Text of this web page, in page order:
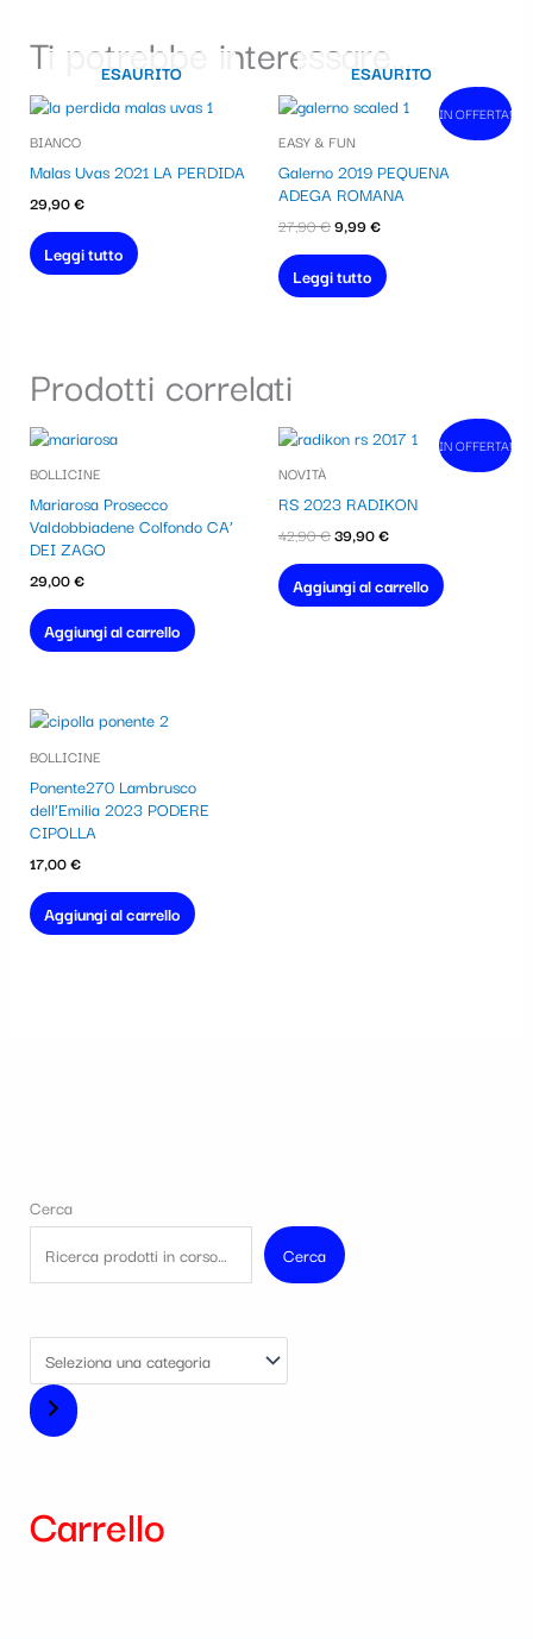
Ti potrebbe interessare…
ESAURITO
BIANCO
Malas Uvas 2021 LA PERDIDA
29,90€
Leggi tutto
In vendita!
IN OFFERTA!
ESAURITO
EASY & FUN
Galerno 2019 PEQUENA
ADEGA ROMANA
27,90€
Il
originale
era:
27,90 €.
9,99€
Il
è:
9,99 €.
Leggi tutto
Prodotti correlati
BOLLICINE
Mariarosa Prosecco
Valdobbiadene Colfondo CA’
DEI ZAGO
29,00€
Aggiungi al carrello
In vendita!
IN OFFERTA!
NOVITÀ
RS 2023 RADIKON
42,90€
Il
era:
39,90€
Il
è:
Aggiungi al carrello
BOLLICINE
Ponente270 Lambrusco
dell’Emilia 2023 PODERE
CIPOLLA
17,00€
Aggiungi al carrello
Cerca
Cerca
Carrello